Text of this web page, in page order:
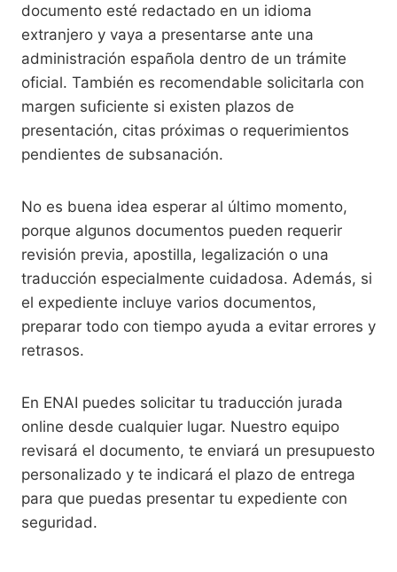
documento esté redactado en un idioma
extranjero y vaya a presentarse ante una
administración española dentro de un trámite
oficial. También es recomendable solicitarla con
margen suficiente si existen plazos de
presentación, citas próximas o requerimientos
pendientes de subsanación.
No es buena idea esperar al último momento,
porque algunos documentos pueden requerir
revisión previa, apostilla, legalización o una
traducción especialmente cuidadosa. Además, si
el expediente incluye varios documentos,
preparar todo con tiempo ayuda a evitar errores y
retrasos.
En ENAI puedes solicitar tu traducción jurada
online desde cualquier lugar. Nuestro equipo
revisará el documento, te enviará un presupuesto
personalizado y te indicará el plazo de entrega
para que puedas presentar tu expediente con
seguridad.